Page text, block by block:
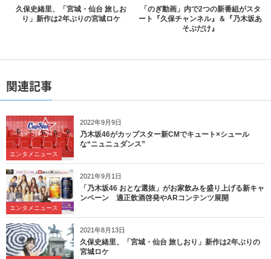
久保史緒里、「宮城・仙台 旅しお
り」新作は2年ぶりの宮城ロケ
「のぎ動画」内で2つの新番組がスタ
ート『久保チャンネル』＆『乃木坂あ
そぶだけ』
関連記事
2022年9月9日
エンタメニュース
乃木坂46がカップスター新CMでキュート×シュール
な“ニュニュダンス”
2021年9月1日
エンタメニュース
「乃木坂46 おとな選抜」がお家飲みを盛り上げる新キャ
ンペーン 適正飲酒啓発やARコンテンツ展開
2021年8月13日
久保史緒里、「宮城・仙台 旅しおり」新作は2年ぶりの
宮城ロケ